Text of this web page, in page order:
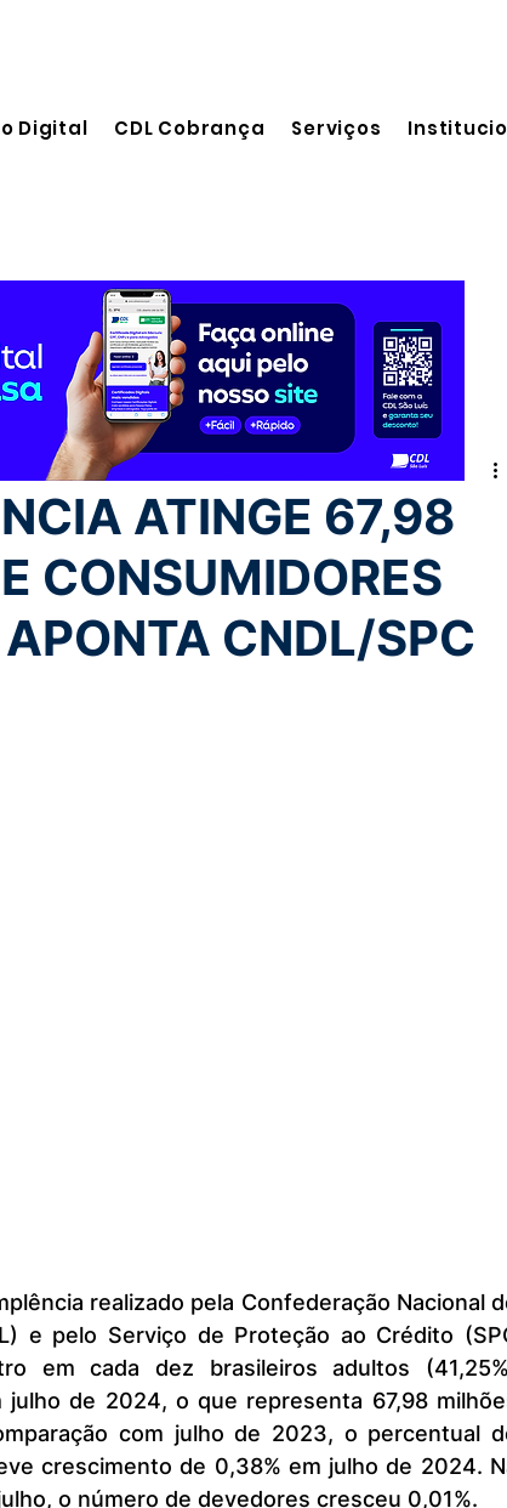
Digital CDL Cobrança Serviços
ATINGE 67,98
CONSUMIDORES
CNDL/SPC
e pelo Serviço de Proteção ao Crédito
em cada dez brasileiros adultos
julho de 2024, o que representa 67,98
com julho de 2023, o percentual
crescimento de 0,38% em julho de 2024.
o número de devedores cresceu 0,01%.